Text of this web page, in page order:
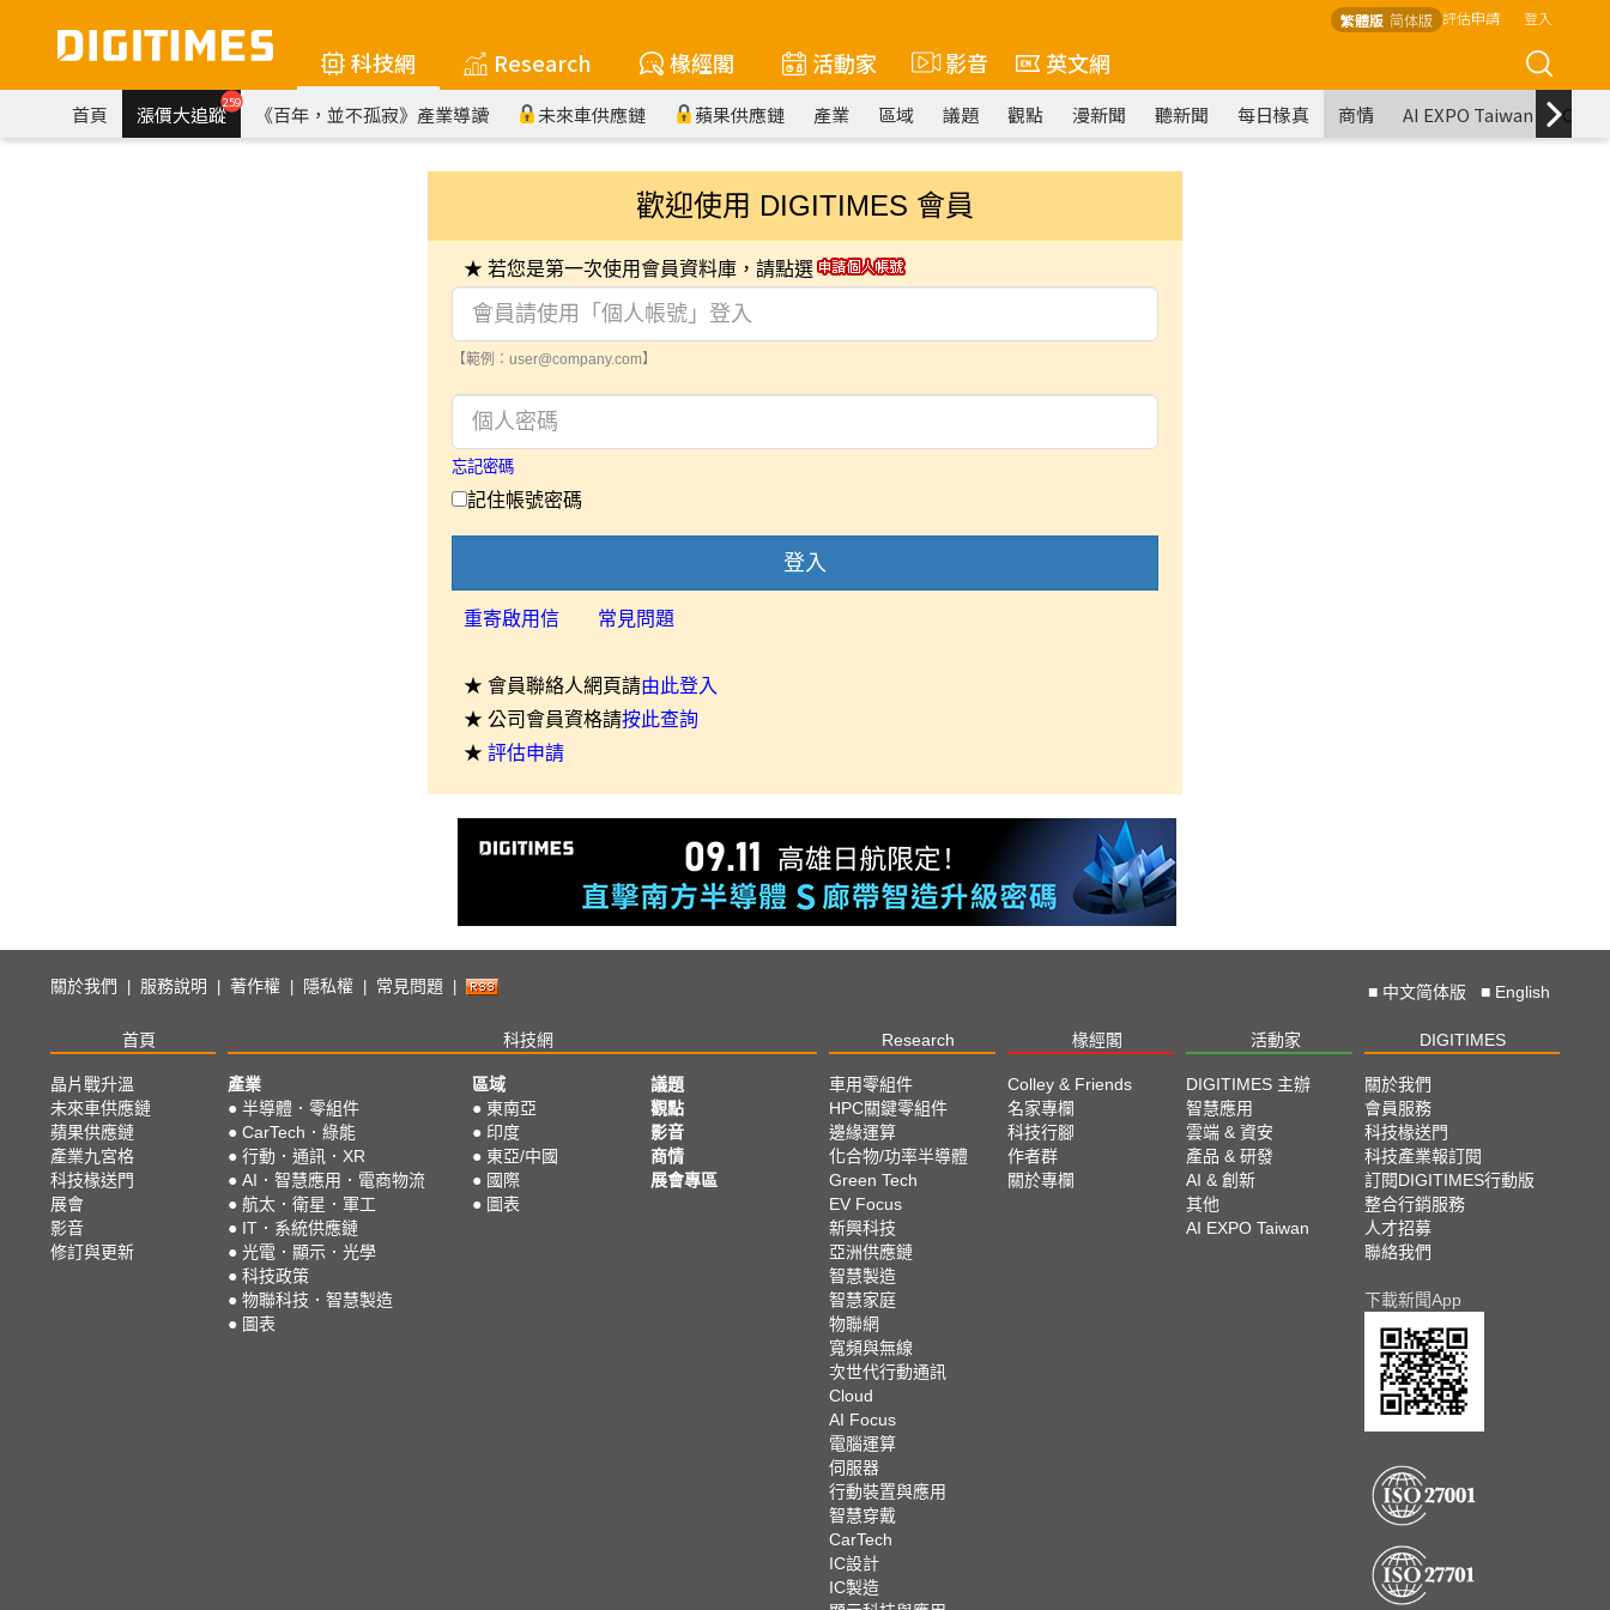
繁體版 简体版 評估申請 登入
科技網 Research 椽經閣 活動家 影音 英文網
首頁 漲價大追蹤259 《百年，並不孤寂》產業導讀 未來車供應鏈 蘋果供應鏈 產業 區域 議題 觀點 漫新聞 聽新聞 每日椽真 商情 AI EXPO Taiwan
歡迎使用 DIGITIMES 會員
★ 若您是第一次使用會員資料庫，請點選
【範例：user@company.com】
忘記密碼
記住帳號密碼
登入
重寄啟用信 常見問題
★ 會員聯絡人網頁請由此登入
★ 公司會員資格請按此查詢
★ 評估申請
關於我們 服務說明 著作權 隱私權 常見問題 ■ 中文简体版 ■ English
首頁 科技網 Research 椽經閣 活動家 DIGITIMES
晶片戰升溫
未來車供應鏈
蘋果供應鏈
產業九宮格
科技椽送門
展會
影音
修訂與更新
產業
● 半導體．零組件
● CarTech．綠能
● 行動．通訊．XR
● AI．智慧應用．電商物流
● 航太．衛星．軍工
● IT．系統供應鏈
● 光電．顯示．光學
● 科技政策
● 物聯科技．智慧製造
● 圖表
區域
● 東南亞
● 印度
● 東亞/中國
● 國際
● 圖表
議題
觀點
影音
商情
展會專區
車用零組件
HPC關鍵零組件
邊緣運算
化合物/功率半導體
Green Tech
EV Focus
新興科技
亞洲供應鏈
智慧製造
智慧家庭
物聯網
寬頻與無線
次世代行動通訊
Cloud
AI Focus
電腦運算
伺服器
行動裝置與應用
智慧穿戴
CarTech
IC設計
IC製造
Colley & Friends
名家專欄
科技行腳
作者群
關於專欄
DIGITIMES 主辦
智慧應用
雲端 & 資安
產品 & 研發
AI & 創新
其他
AI EXPO Taiwan
關於我們
會員服務
科技椽送門
科技產業報訂閱
訂閱DIGITIMES行動版
整合行銷服務
人才招募
聯絡我們
下載新聞App